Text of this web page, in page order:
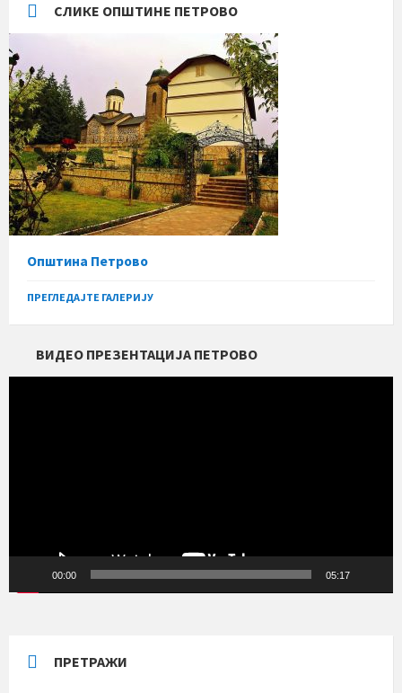
СЛИКЕ ОПШТИНЕ ПЕТРОВО
Општина Петрово
ПРЕГЛЕДАЈТЕ ГАЛЕРИЈУ
ВИДЕО ПРЕЗЕНТАЦИЈА ПЕТРОВО
00:00 05:17
ПРЕТРАЖИ